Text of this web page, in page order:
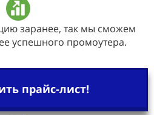
заранее, так мы сможем
успешного промоутера.
прайс-лист!